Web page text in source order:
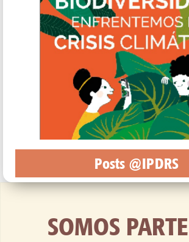
Posts @IPDRS
SOMOS